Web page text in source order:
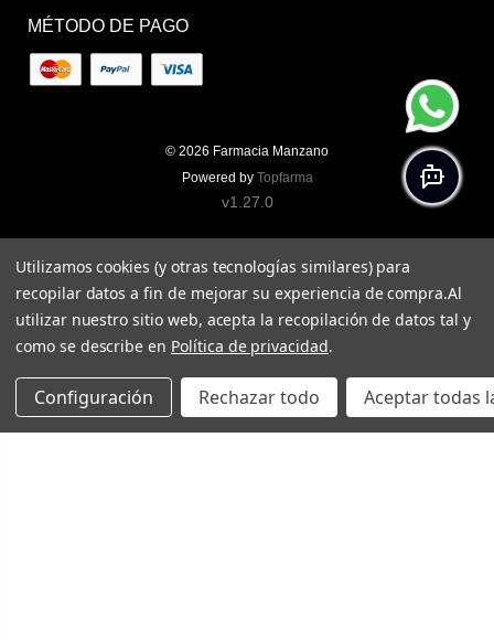
MÉTODO DE PAGO
© 2026 Farmacia Manzano
Powered by Topfarma
v1.27.0
Utilizamos cookies (y otras tecnologías similares) para
recopilar datos a fin de mejorar su experiencia de compra.Al
utilizar nuestro sitio web, acepta la recopilación de datos tal y
como se describe en Política de privacidad.
Configuración Rechazar todo Aceptar todas